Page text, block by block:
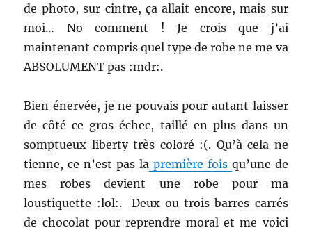
de photo, sur cintre, ça allait encore, mais sur
moi… No comment ! Je crois que j’ai
maintenant compris quel type de robe ne me va
ABSOLUMENT pas :mdr:.
Bien énervée, je ne pouvais pour autant laisser
de côté ce gros échec, taillé en plus dans un
somptueux liberty très coloré :(. Qu’à cela ne
tienne, ce n’est pas la première fois qu’une de
mes robes devient une robe pour ma
loustiquette :lol:. Deux ou troisbarrescarrés
de chocolat pour reprendre moral et me voici